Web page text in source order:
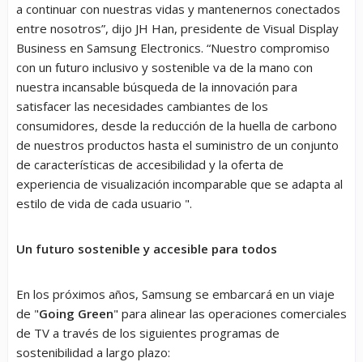
a continuar con nuestras vidas y mantenernos conectados
entre nosotros”, dijo JH Han, presidente de Visual Display
Business en Samsung Electronics. “Nuestro compromiso
con un futuro inclusivo y sostenible va de la mano con
nuestra incansable búsqueda de la innovación para
satisfacer las necesidades cambiantes de los
consumidores, desde la reducción de la huella de carbono
de nuestros productos hasta el suministro de un conjunto
de características de accesibilidad y la oferta de
experiencia de visualización incomparable que se adapta al
estilo de vida de cada usuario ".
Un futuro sostenible y accesible para todos
En los próximos años, Samsung se embarcará en un viaje
de "Going Green" para alinear las operaciones comerciales
de TV a través de los siguientes programas de
sostenibilidad a largo plazo: